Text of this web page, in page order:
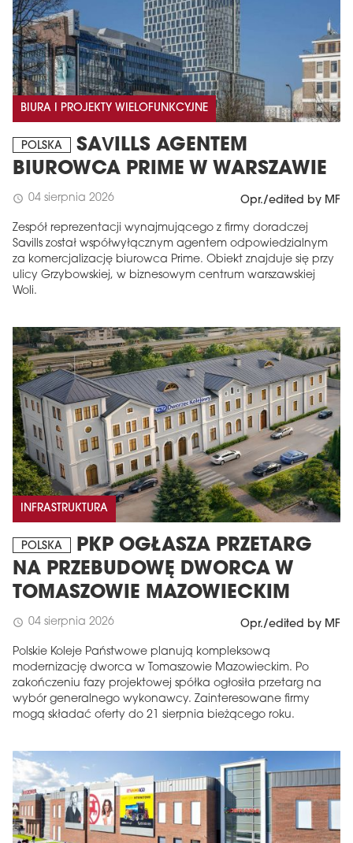
BIURA I PROJEKTY WIELOFUNKCYJNE
POLSKA
SAVILLS AGENTEM
BIUROWCA PRIME W WARSZAWIE
schedule 04 sierpnia 2026 Opr./edited by MF
Zespół reprezentacji wynajmującego z firmy doradczej
Savills został współwyłącznym agentem odpowiedzialnym
za komercjalizację biurowca Prime. Obiekt znajduje się przy
ulicy Grzybowskiej, w biznesowym centrum warszawskiej
Woli.
INFRASTRUKTURA
POLSKA
PKP OGŁASZA PRZETARG
NA PRZEBUDOWĘ DWORCA W
TOMASZOWIE MAZOWIECKIM
schedule 04 sierpnia 2026 Opr./edited by MF
Polskie Koleje Państwowe planują kompleksową
modernizację dworca w Tomaszowie Mazowieckim. Po
zakończeniu fazy projektowej spółka ogłosiła przetarg na
wybór generalnego wykonawcy. Zainteresowane firmy
mogą składać oferty do 21 sierpnia bieżącego roku.